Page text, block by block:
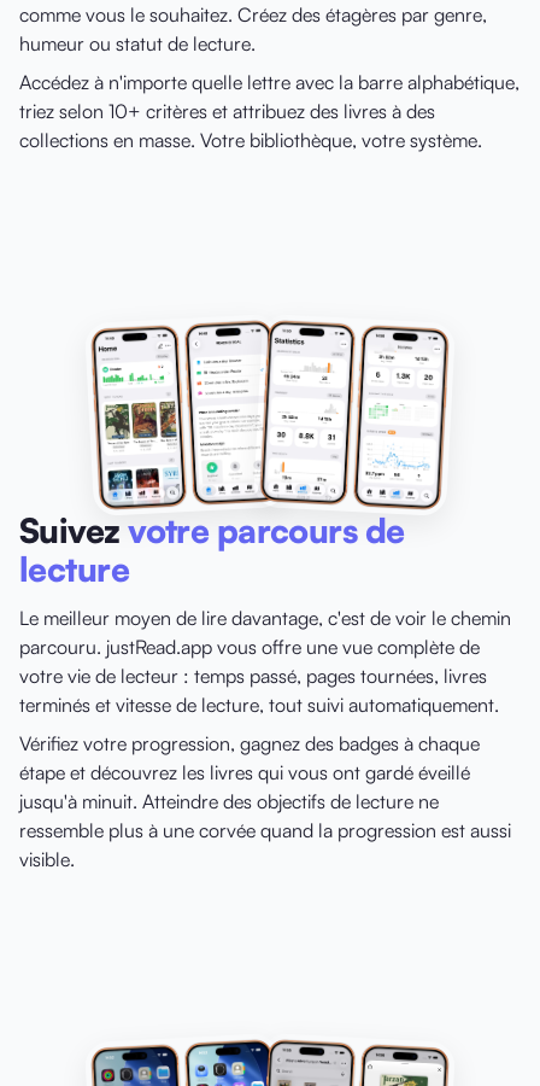
comme vous le souhaitez. Créez des étagères par genre,
humeur ou statut de lecture.
Accédez à n'importe quelle lettre avec la barre alphabétique,
triez selon 10+ critères et attribuez des livres à des
collections en masse. Votre bibliothèque, votre système.
Suivezvotre parcours de
lecture
Le meilleur moyen de lire davantage, c'est de voir le chemin
parcouru. justRead.app vous offre une vue complète de
votre vie de lecteur : temps passé, pages tournées, livres
terminés et vitesse de lecture, tout suivi automatiquement.
Vérifiez votre progression, gagnez des badges à chaque
étape et découvrez les livres qui vous ont gardé éveillé
jusqu'à minuit. Atteindre des objectifs de lecture ne
ressemble plus à une corvée quand la progression est aussi
visible.